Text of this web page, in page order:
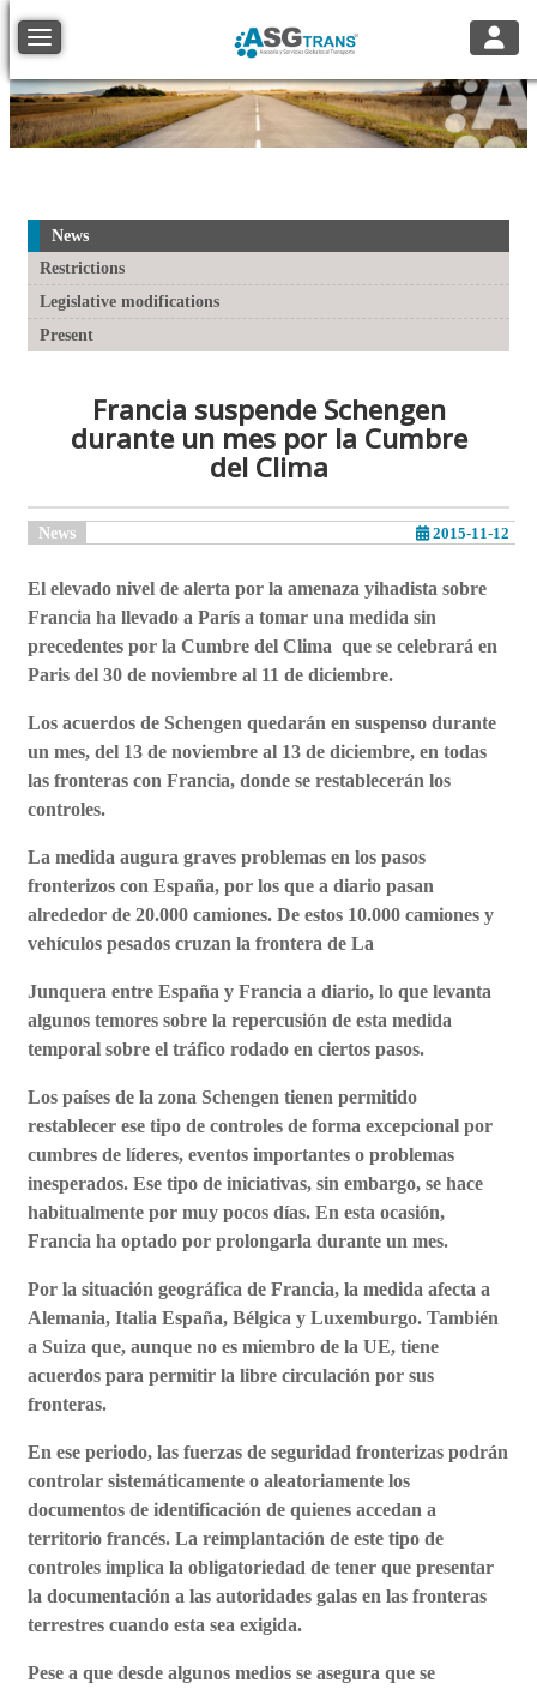
Toggle navigation
News
Restrictions
Legislative modifications
Present
Francia suspende Schengen
durante un mes por la Cumbre
del Clima
News 2015-11-12
El elevado nivel de alerta por la amenaza yihadista sobre
Francia ha llevado a París a tomar una medida sin
precedentes por la Cumbre del Clima que se celebrará en
Paris del 30 de noviembre al 11 de diciembre.
Los acuerdos de Schengen quedarán en suspenso durante
un mes, del 13 de noviembre al 13 de diciembre, en todas
las fronteras con Francia, donde se restablecerán los
controles.
La medida augura graves problemas en los pasos
fronterizos con España, por los que a diario pasan
alrededor de 20.000 camiones. De estos 10.000 camiones y
vehículos pesados cruzan la frontera de La
Junquera entre España y Francia a diario, lo que levanta
algunos temores sobre la repercusión de esta medida
temporal sobre el tráfico rodado en ciertos pasos.
Los países de la zona Schengen tienen permitido
restablecer ese tipo de controles de forma excepcional por
cumbres de líderes, eventos importantes o problemas
inesperados. Ese tipo de iniciativas, sin embargo, se hace
habitualmente por muy pocos días. En esta ocasión,
Francia ha optado por prolongarla durante un mes.
Por la situación geográfica de Francia, la medida afecta a
Alemania, Italia España, Bélgica y Luxemburgo. También
a Suiza que, aunque no es miembro de la UE, tiene
acuerdos para permitir la libre circulación por sus
fronteras.
En ese periodo, las fuerzas de seguridad fronterizas podrán
controlar sistemáticamente o aleatoriamente los
documentos de identificación de quienes accedan a
territorio francés. La reimplantación de este tipo de
controles implica la obligatoriedad de tener que presentar
la documentación a las autoridades galas en las fronteras
terrestres cuando esta sea exigida.
Pese a que desde algunos medios se asegura que se